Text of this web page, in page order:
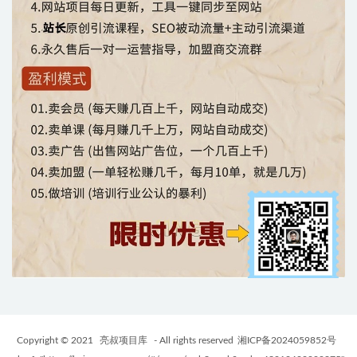
Copyright © 2021 亮叔项目库 - All rights reserved 湘ICP备2024059852号